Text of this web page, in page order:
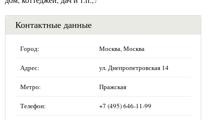
Контактные данные
Город: Москва, Москва
Адрес: ул. Днепропетровская 14
Метро: Пражская
Телефон: +7 (495) 646-11-99